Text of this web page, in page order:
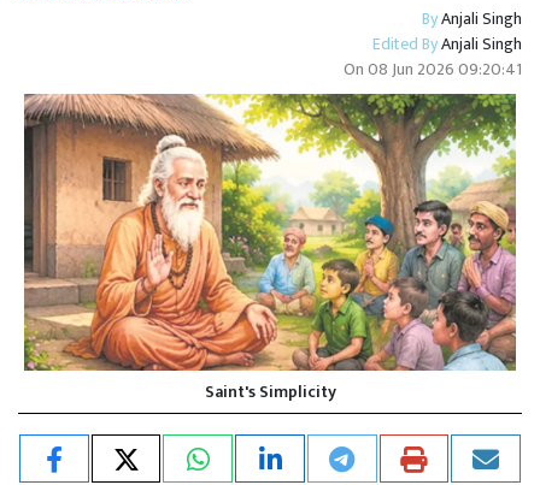
ByAnjali Singh
Edited ByAnjali Singh
On08 Jun 2026 09:20:41
Saint's Simplicity